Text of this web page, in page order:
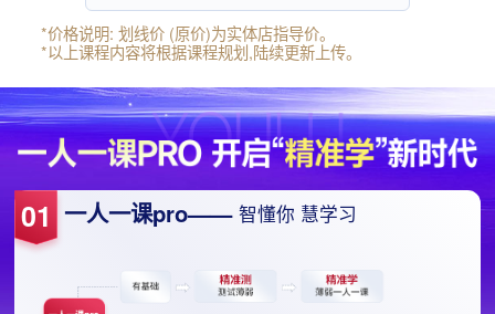
*价格说明: 划线价 (原价)为实体店指导价。
*以上课程内容将根据课程规划,陆续更新上传。
01 一人一课pro—— 智懂你 慧学习